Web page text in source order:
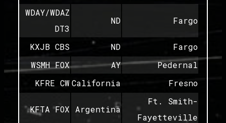
Fargo
ND
WDAY/WDAZ
DT3
Fargo
ND
KXJB CBS
Pedernal
AY
WSMH FOX
Fresno
California
KFRE CW
Ft. Smith-
Fayetteville
Argentina
KFTA FOX